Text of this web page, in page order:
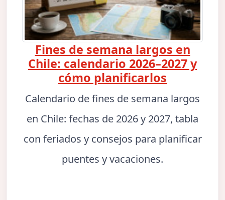
Fines de semana largos en
Chile: calendario 2026–2027 y
cómo planificarlos
Calendario de fines de semana largos
en Chile: fechas de 2026 y 2027, tabla
con feriados y consejos para planificar
puentes y vacaciones.